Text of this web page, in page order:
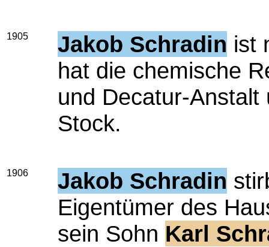
1905 Jakob Schradin ist
hat die chemische
und Decatur-
Stock.
1906 Jakob Schradin
Eigentümer des
sein Sohn Karl